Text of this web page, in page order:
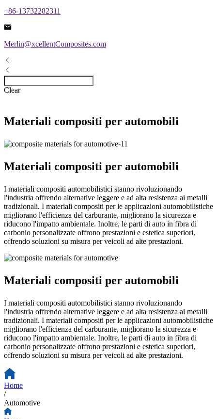
+86-13732282311
Merlin@xcellentComposites.com
Clear
Materiali compositi per automobili
Materiali compositi per automobili
I materiali compositi automobilistici stanno rivoluzionando
l'industria offrendo alternative leggere e ad alta resistenza ai metalli
tradizionali. I materiali compositi per le applicazioni automobilistiche
migliorano l'efficienza del carburante, migliorano la sicurezza e
riducono l'impatto ambientale. Inoltre, le parti di auto in fibra di
carbonio personalizzate offrono prestazioni e estetica superiori,
offrendo soluzioni su misura per veicoli ad alte prestazioni.
Materiali compositi per automobili
I materiali compositi automobilistici stanno rivoluzionando
l'industria offrendo alternative leggere e ad alta resistenza ai metalli
tradizionali. I materiali compositi per le applicazioni automobilistiche
migliorano l'efficienza del carburante, migliorano la sicurezza e
riducono l'impatto ambientale. Inoltre, le parti di auto in fibra di
carbonio personalizzate offrono prestazioni e estetica superiori,
offrendo soluzioni su misura per veicoli ad alte prestazioni.
Home
/
Automotive